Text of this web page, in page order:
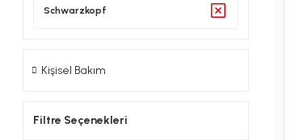
Schwarzkopf
Kişisel Bakım
Filtre Seçenekleri